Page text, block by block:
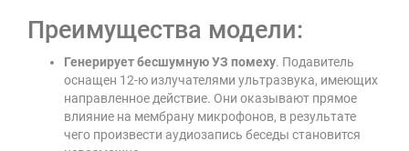
Преимущества модели:
Генерирует бесшумную УЗ помеху. Подавитель
оснащен 12-ю излучателями ультразвука, имеющих
направленное действие. Они оказывают прямое
влияние на мембрану микрофонов, в результате
чего произвести аудиозапись беседы становится